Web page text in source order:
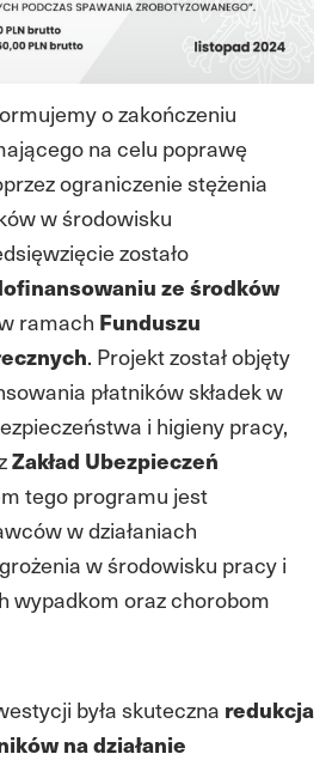
o zakończeniu
na celu poprawę
ograniczenie stężenia
w środowisku
zostało
ze środków
ramach Funduszu
. Projekt został objęty
płatników składek w
i higieny pracy,
Zakład Ubezpieczeń
tego programu jest
w działaniach
w środowisku pracy i
wypadkom oraz chorobom
była skuteczna redukcja
na działanie